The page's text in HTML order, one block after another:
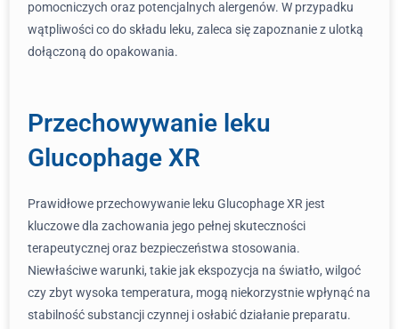
pomocniczych oraz potencjalnych alergenów. W przypadku
wątpliwości co do składu leku, zaleca się zapoznanie z ulotką
dołączoną do opakowania.
Przechowywanie leku
Glucophage XR
Prawidłowe przechowywanie leku Glucophage XR jest
kluczowe dla zachowania jego pełnej skuteczności
terapeutycznej oraz bezpieczeństwa stosowania.
Niewłaściwe warunki, takie jak ekspozycja na światło, wilgoć
czy zbyt wysoka temperatura, mogą niekorzystnie wpłynąć na
stabilność substancji czynnej i osłabić działanie preparatu.